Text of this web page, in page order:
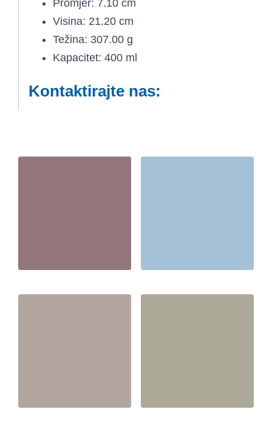
Promjer: 7.10 cm
Visina: 21.20 cm
Težina: 307.00 g
Kapacitet: 400 ml
Kontaktirajte nas: